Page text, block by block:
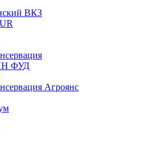
ВКЗ
ФУД
Агроянс